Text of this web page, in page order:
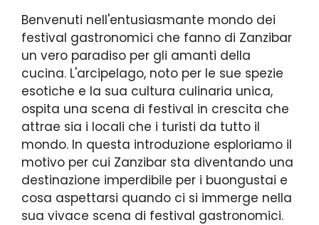
Benvenuti nell'entusiasmante mondo dei
festival gastronomici che fanno di Zanzibar
un vero paradiso per gli amanti della
cucina. L'arcipelago, noto per le sue spezie
esotiche e la sua cultura culinaria unica,
ospita una scena di festival in crescita che
attrae sia i locali che i turisti da tutto il
mondo. In questa introduzione esploriamo il
motivo per cui Zanzibar sta diventando una
destinazione imperdibile per i buongustai e
cosa aspettarsi quando ci si immerge nella
sua vivace scena di festival gastronomici.